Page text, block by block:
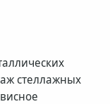
стеллажных